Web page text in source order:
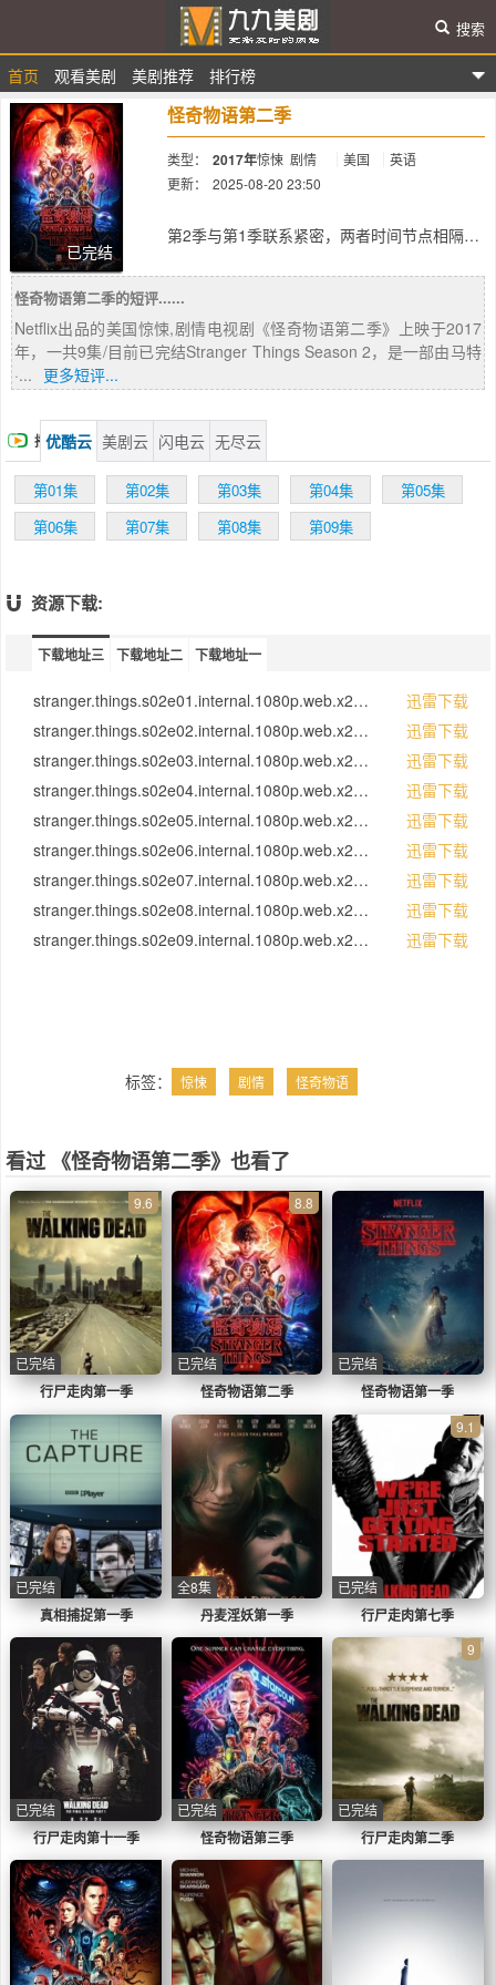
九九美剧
首页 观看美剧 美剧推荐 排行榜
搜索
已完结
怪奇物语第二季
类型： 2017年惊悚 剧情 美国
英语
更新：
2025-08-20 23:50
第2季与第1季联系紧密，两者时间节点相隔差
节，地点依然是印第安纳州的小镇霍金斯，这
几个小家伙打扮成抓鬼敢死队。四个萌童中最
醒目的肯定是威尔，第一季结尾时他咳嗽时吐
出了一条虫子，这显然是为后续剧情埋下的伏
笔。制作人之一的马特·杜菲表示：“他似乎能
够看到表里世界(the Upside Down)的景象，问
他正遭受着PTSD。”
同时，过度担心乃至有点神经质的乔伊斯(薇诺
娜·瑞德饰)则试图让两个儿子的生活稳定下
来。她开始和前高中同学鲍勃(肖恩·奥斯汀饰)
约会：“她试图遮掩很多东西，我认为她决定和
鲍勃在一起，是想为孩子们的生活中带来一个
官方的身份出面解释，到底什么事情发生了，
些谎，遮掩一些事情，这令他很挣扎。”
南希(娜塔莉亚·戴尔饰)和麦克这对姐弟的心境
也有很大变化，两个各自在上一季失去了一位
好友(巴伯和小十一)，也为此黯然神伤。制作
人罗斯·杜菲表示：“她和麦克是最伤心的人，
因为他们都失去了朋友。他们都需要努力走出
来，我们会在第2季中看到结果。”
第2季最大的变化来自于新来的一对姐弟比利
和麦克斯。麦克斯这个假小子迅速和几个男孩
成为了玩伴，而且还成为了达斯汀和卢卡斯的
梦中情人。比利则是个不太好相处的家伙。马
特·杜菲暗示道：“史蒂芬·金非常善于刻画一些
表、行为还是爱好都更像一个男孩，而不是女
孩。她有一段复杂的身世背景，与自己的继兄
滑板好手，喜欢滑着滑板走遍各地；比利是一
个肌肉发达的17岁青年。他毛躁好斗，魅力超
群，甚至有传闻称他曾在过去就读的学校里犯
下凶案。比利喜欢撬走别人的女友，往往能在
拼酒中胜出，还开着一辆帅气的黑色雪佛兰科
迈罗。不过他周围的人，特别是那些比他年轻
的人往往会观察到他的暴力倾向和变化无常、
不可预测的本质。
当然，《怪奇物语》依然是《怪奇物语》，还
是会有很多超自然的问题。表里世界的裂缝依
然存在，实验室现在换由看起来和善的欧文斯
博士管理。杜菲兄弟对于新一季中的怪物闭口
不谈，但他们透露这一季会展现“不同类型的恐
惧”。此外，第2季中达斯汀会找到一个蝌蚪一
样的宠物。饰演者盖登·玛塔拉佐表示：“这是
一个和我有着紧密联系的小生物，它显然并不
来自这个星球或这个位面。”
怪奇物语第二季的短评......
Netflix出品的美国惊悚,剧情电视剧《怪奇物语第二季》上映于2017
年，一共9集/目前已完结Stranger Things Season 2，是一部由马特
·... 更多短评...
播优酷云 美剧云 闪电云 无尽云
第01集 第02集 第03集 第04集
第05集
第06集
第07集 第08集 第09集
资源下载:
下载地址三 下载地址二 下载地址一
stranger.things.s02e01.internal.1080p.web.x264-strife.mkv
迅雷下载
stranger.things.s02e02.internal.1080p.web.x264-strife.mkv
迅雷下载
stranger.things.s02e03.internal.1080p.web.x264-strife.mkv
迅雷下载
stranger.things.s02e04.internal.1080p.web.x264-strife.mkv
迅雷下载
stranger.things.s02e05.internal.1080p.web.x264-strife.mkv
迅雷下载
stranger.things.s02e06.internal.1080p.web.x264-strife.mkv
迅雷下载
stranger.things.s02e07.internal.1080p.web.x264-strife.mkv
迅雷下载
stranger.things.s02e08.internal.1080p.web.x264-strife.mkv
迅雷下载
stranger.things.s02e09.internal.1080p.web.x264-strife.mkv
迅雷下载
标签： 惊悚 剧情 怪奇物语
看过 《怪奇物语第二季》也看了
行尸走肉第一季
9.6
已完结
怪奇物语第二季
8.8
已完结
怪奇物语第一季
已完结
真相捕捉第一季
已完结
丹麦淫妖第一季
全8集
行尸走肉第七季
9.1
已完结
行尸走肉第十一季
已完结
怪奇物语第三季
已完结
行尸走肉第二季
9
已完结